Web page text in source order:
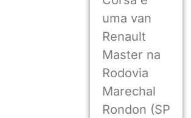
uma van
Renault
Master na
Rodovia
Marechal
Rondon (SP